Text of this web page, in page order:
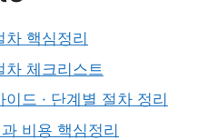
차 핵심정리
체크리스트
드 · 단계별 절차 정리
비용 핵심정리